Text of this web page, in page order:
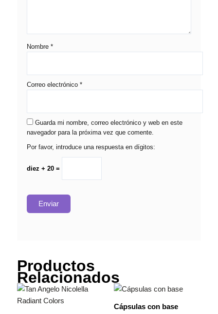
Nombre *
Correo electrónico *
Guarda mi nombre, correo electrónico y web en este
navegador para la próxima vez que comente.
Por favor, introduce una respuesta en dígitos:
diez + 20 =
Productos
Relacionados
Cápsulas con base
Rango
precios:
Este